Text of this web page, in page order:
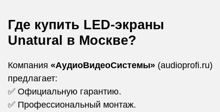
Где купить LED-экраны
Unatural в Москве?
Компания «АудиоВидеоСистемы» (audioprofi.ru)
предлагает:
✅ Официальную гарантию.
✅ Профессиональный монтаж.